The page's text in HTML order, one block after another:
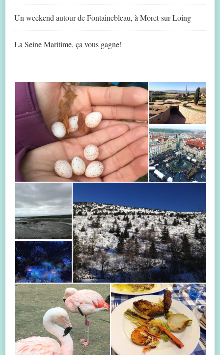
Un weekend autour de Fontainebleau, à Moret-sur-Loing
La Seine Maritime, ça vous gagne!